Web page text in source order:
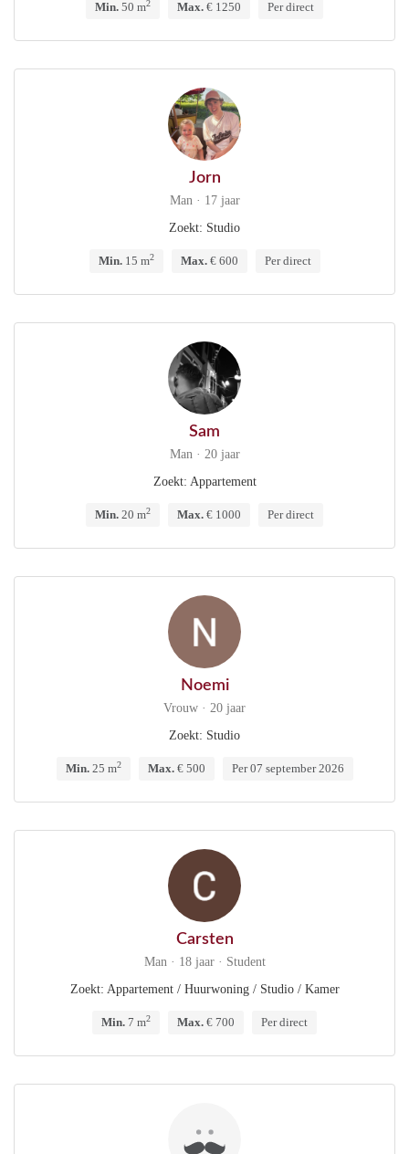
Min. 50 m2 Max. € 1250 Per direct
Jorn
Man · 17 jaar
Zoekt: Studio
Min.15 m2 Max.€ 600 Per direct
Sam
Man · 20 jaar
Zoekt: Appartement
Min. 20 m2 Max. € 1000 Per direct
Noemi
Vrouw · 20 jaar
Zoekt: Studio
Min.25 m2 Max.€ 500 Per 07 september 2026
Carsten
Man · 18 jaar · Student
Zoekt: Appartement / Huurwoning / Studio / Kamer
Min. 7 m2 Max. € 700 Per direct